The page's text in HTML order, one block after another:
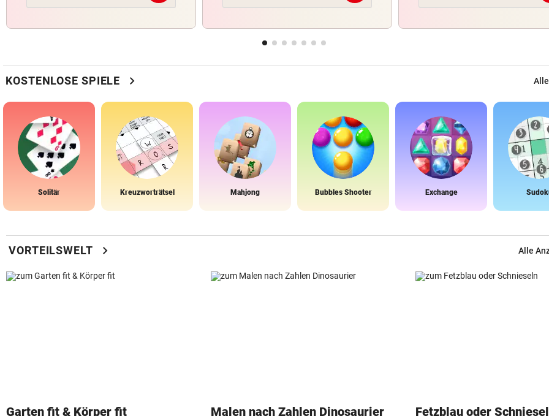
KOSTENLOSE SPIELE chevron_right
Solitär Kreuzworträtsel Mahjong Bubbles Shooter Exchange
VORTEILSWELT chevron_right Alle
Garten fit & Körper fit Malen nach Zahlen Dinosaurier Fetzblau oder